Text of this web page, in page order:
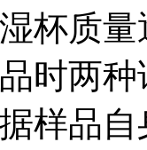
杯质
时两
样品